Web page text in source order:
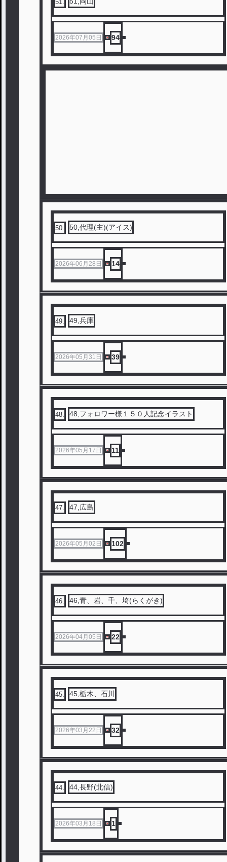
51
2026年07月05日 94
50 50,代理(主)(アイス)
2026年06月28日 14
49 49,兵庫
2026年05月31日 39
48 48,フォロワー様１５０人記念イラスト
2026年05月17日 11
47 47,広島
2026年05月02日 102
46 46,青、岩、千、埼(らくがき)
2026年04月05日 22
45 45,栃木、石川
2026年03月22日 32
44 44,長野(北信)
2026年03月18日 1